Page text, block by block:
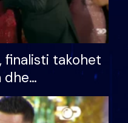
finalisti takohet
dhe
ndonjë letër